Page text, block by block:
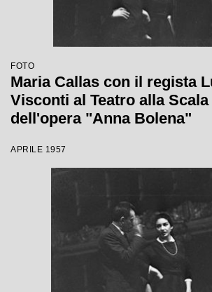
FOTO
Maria Callas con il regista
Visconti al Teatro alla
dell'opera "Anna Bolena"
APRILE 1957